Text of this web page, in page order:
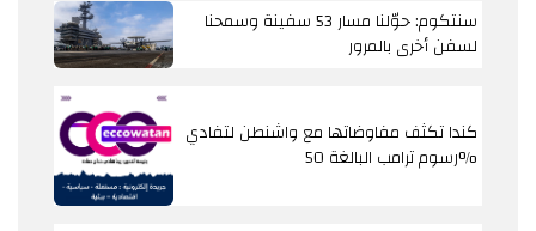
سنتكوم: حوّلنا مسار 53 سفينة وسمحنا
لسفن أخرى بالمرور
كندا تكثف مفاوضاتها مع واشنطن لتفادي
رسوم ترامب البالغة 50%